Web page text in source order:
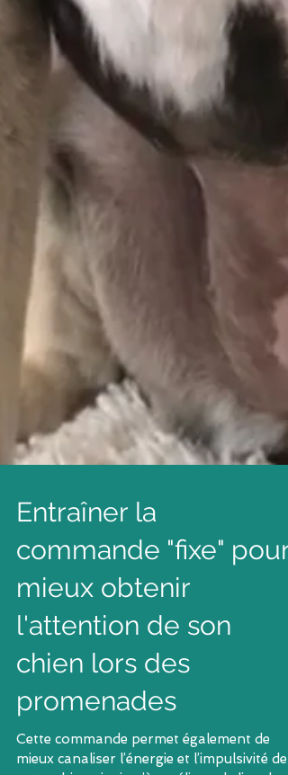
Entraîner la
commande "fixe" pour
mieux obtenir
l'attention de son
chien lors des
promenades
Cette commande permet également de